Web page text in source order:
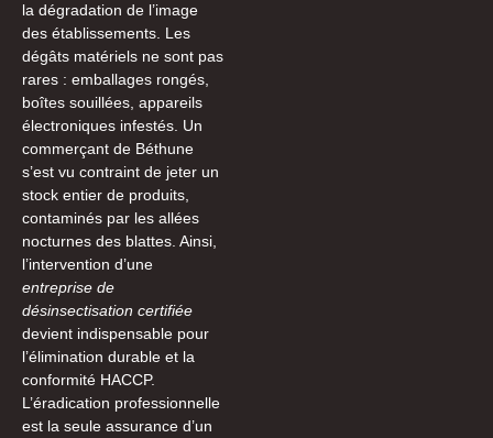
la dégradation de l’image
des établissements. Les
dégâts matériels ne sont pas
rares : emballages rongés,
boîtes souillées, appareils
électroniques infestés. Un
commerçant de Béthune
s’est vu contraint de jeter un
stock entier de produits,
contaminés par les allées
nocturnes des blattes. Ainsi,
l’intervention d’une
entreprise de
désinsectisation certifiée
devient indispensable pour
l’élimination durable et la
conformité HACCP.
L’éradication professionnelle
est la seule assurance d’un